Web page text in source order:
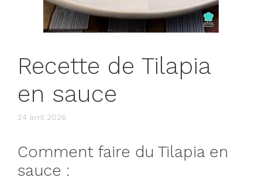
Recette de Tilapia
en sauce
24 avril 2026
Comment faire du Tilapia en
sauce :